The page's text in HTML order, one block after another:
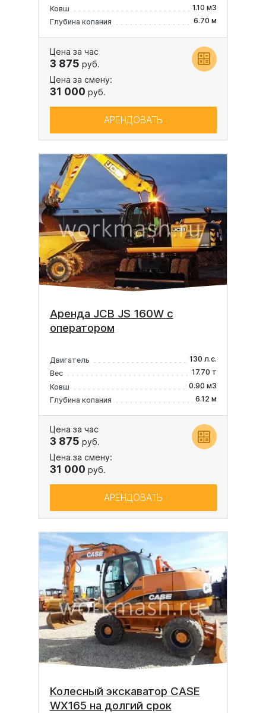
Ковш
1.10 м3
Глубина копания
6.70 м
Цена за час
3 875 руб.
Цена за смену:
31 000 руб.
АРЕНДОВАТЬ
Аренда JCB JS 160W с
оператором
Двигатель
130 л.с.
Вес
17.70 т
Ковш
0.90 м3
Глубина копания
6.12 м
Цена за час
3 875 руб.
Цена за смену:
31 000 руб.
АРЕНДОВАТЬ
Колесный экскаватор CASE
WX165 на долгий срок